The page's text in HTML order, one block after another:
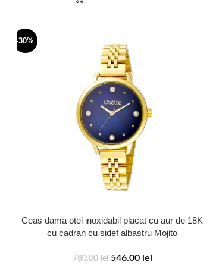
-30%
Ceas dama otel inoxidabil placat cu aur de 18K
cu cadran cu sidef albastru Mojito
780.00lei 546.00 lei